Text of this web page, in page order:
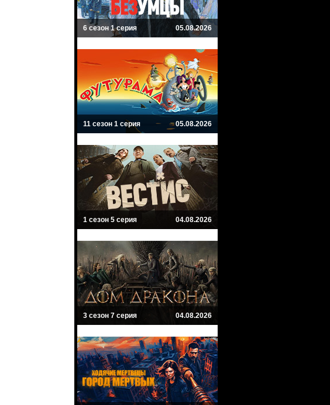
6 сезон 1 серия 05.08.2026
11 сезон 1 серия 05.08.2026
1 сезон 5 серия 04.08.2026
3 сезон 7 серия 04.08.2026